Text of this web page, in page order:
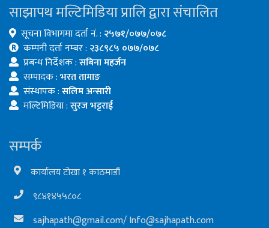
साझापथ मल्टिमिडिया प्रालि द्वारा संचालित
सूचना विभागमा दर्ता नं. : २५७१/०७७/०७८
कम्पनी दर्ता नम्बर : २३८९८५ ०७७/०७८
प्रबन्ध निर्देशक :सबिना महर्जन
सम्पादक :भरत तामाङ
संस्थापक :सलिम अन्सारी
मल्टिमिडिया :सुरज भट्टराई
सम्पर्क
कार्यालय टोखा १ काठमाडौं
९८४१४५५८०८
sajhapath@gmail.com/Info@sajhapath.com